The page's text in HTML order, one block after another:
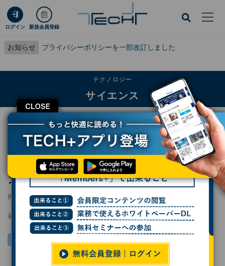
ログイン 新規会員登録
お知らせ プライバシーポリシーを一部改訂しました
CLOSE
テクノロジー
サイエンス
TECH+ テクノロジー
サイエンス
科学大、導電性高分子の分子変換で有機トランジスタの性能向上に成功
科学大、導電性高分子の分子変換で有機トラ
ンジスタの性能向上に成功
掲載日 2026/05/26 18:44
著者： 波留久泉